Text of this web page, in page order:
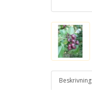
Beskrivning